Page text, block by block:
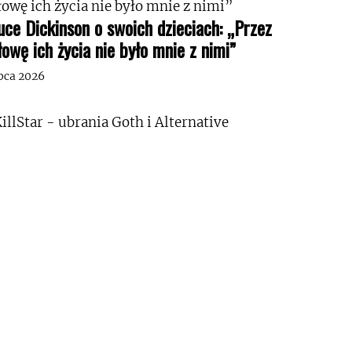
Dickinson o swoich dzieciach: „Przez
ich życia nie było mnie z nimi”
2026